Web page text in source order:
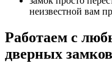
неизвестной вам
Работаем с
дверных замков